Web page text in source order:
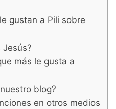
gustan a Pili sobre
Jesús?
más le gusta a
blog?
en otros medios